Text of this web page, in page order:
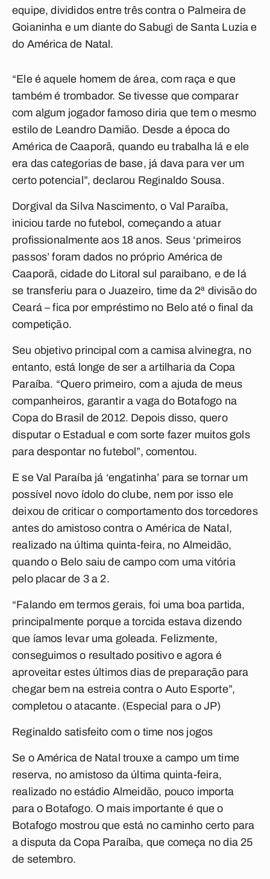
equipe, divididos entre três contra o Palmeira de
Goianinha e um diante do Sabugi de Santa Luzia e
do América de Natal.
“Ele é aquele homem de área, com raça e que
também é trombador. Se tivesse que comparar
com algum jogador famoso diria que tem o mesmo
estilo de Leandro Damião. Desde a época do
América de Caaporã, quando eu trabalha lá e ele
era das categorias de base, já dava para ver um
certo potencial”, declarou Reginaldo Sousa.
Dorgival da Silva Nascimento, o Val Paraíba,
iniciou tarde no futebol, começando a atuar
profissionalmente aos 18 anos. Seus ‘primeiros
passos’ foram dados no próprio América de
Caaporã, cidade do Litoral sul paraibano, e de lá
se transferiu para o Juazeiro, time da 2ª divisão do
Ceará – fica por empréstimo no Belo até o final da
competição.
Seu objetivo principal com a camisa alvinegra, no
entanto, está longe de ser a artilharia da Copa
Paraíba. “Quero primeiro, com a ajuda de meus
companheiros, garantir a vaga do Botafogo na
Copa do Brasil de 2012. Depois disso, quero
disputar o Estadual e com sorte fazer muitos gols
para despontar no futebol”, comentou.
E se Val Paraíba já ‘engatinha’ para se tornar um
possível novo ídolo do clube, nem por isso ele
deixou de criticar o comportamento dos torcedores
antes do amistoso contra o América de Natal,
realizado na última quinta-feira, no Almeidão,
quando o Belo saiu de campo com uma vitória
pelo placar de 3 a 2.
“Falando em termos gerais, foi uma boa partida,
principalmente porque a torcida estava dizendo
que íamos levar uma goleada. Felizmente,
conseguimos o resultado positivo e agora é
aproveitar estes últimos dias de preparação para
chegar bem na estreia contra o Auto Esporte”,
completou o atacante. (Especial para o JP)
Reginaldo satisfeito com o time nos jogos
Se o América de Natal trouxe a campo um time
reserva, no amistoso da última quinta-feira,
realizado no estádio Almeidão, pouco importa
para o Botafogo. O mais importante é que o
Botafogo mostrou que está no caminho certo para
a disputa da Copa Paraíba, que começa no dia 25
de setembro.